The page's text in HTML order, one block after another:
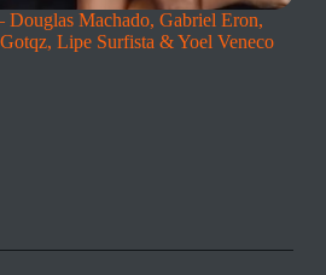
Machado, Gabriel Eron,
Lipe Surfista & Yoel Veneco